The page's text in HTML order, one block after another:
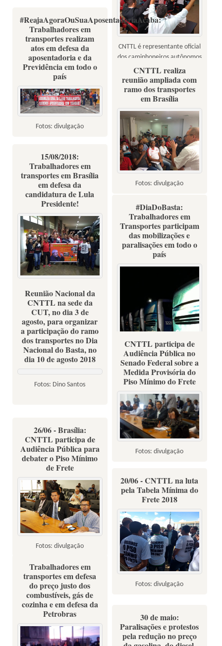
CNTTL é representante oficial
dos caminhoneiros autônomos
do país
#ReajaAgoraOuSuaAposentadoriaAcaba:
Trabalhadores em
transportes realizam
atos em defesa da
aposentadoria e da
Previdência em todo o
país
Fotos: divulgação
CNTTL realiza
reunião ampliada com
ramo dos transportes
em Brasília
Fotos: divulgação
15/08/2018:
Trabalhadores em
transportes em Brasília
em defesa da
candidatura de Lula
Presidente!
#DiaDoBasta:
Trabalhadores em
Transportes participam
das mobilizações e
paralisações em todo o
país
Dia do Basta - 10 de agosto de
2018
Reunião Nacional da
CNTTL na sede da
CUT, no dia 3 de
agosto, para organizar
a participação do ramo
dos transportes no Dia
Nacional do Basta, no
dia 10 de agosto 2018
Fotos: Dino Santos
CNTTL participa de
Audiência Pública no
Senado Federal sobre a
Medida Provisória do
Piso Mínimo do Frete
Fotos: divulgação
26/06 - Brasília:
CNTTL participa de
Audiência Pública para
debater o Piso Mínimo
de Frete
Fotos: divulgação
20/06 - CNTTL na luta
pela Tabela Mínima do
Frete 2018
Fotos: divulgação
Trabalhadores em
transportes em defesa
do preço justo dos
combustíveis, gás de
cozinha e em defesa da
Petrobras
30 de maio:
Paralisações e protestos
pela redução no preço